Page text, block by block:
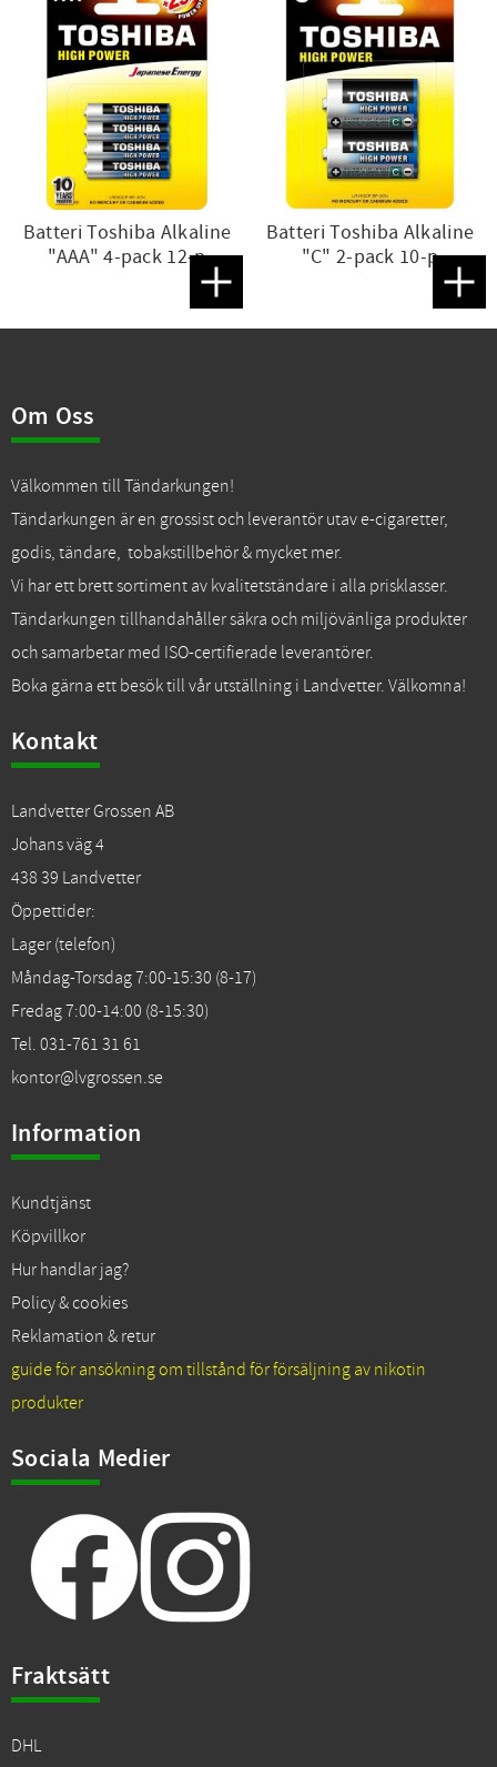
Batteri Toshiba Alkaline
"AAA" 4-pack 12-p
Lägg till i favoriter
Batteri Toshiba Alkaline
"C" 2-pack 10-p
Om Oss
Välkommen till Tändarkungen!
Tändarkungen är en grossist och leverantör utav e-cigaretter,
godis, tändare, tobakstillbehör & mycket mer.
Vi har ett brett sortiment av kvalitetständare i alla prisklasser.
Tändarkungen tillhandahåller säkra och miljövänliga produkter
och samarbetar med ISO-certifierade leverantörer.
Boka gärna ett besök till vår utställning i Landvetter. Välkomna!
Kontakt
Landvetter Grossen AB
Johans väg 4
438 39 Landvetter
Öppettider:
Lager (telefon)
Måndag-Torsdag 7:00-15:30 (8-17)
Fredag 7:00-14:00 (8-15:30)
Tel. 031-761 31 61
kontor@lvgrossen.se
Information
Kundtjänst
Köpvillkor
Hur handlar jag?
Policy & cookies
Reklamation & retur
guide för ansökning om tillstånd för försäljning av nikotin
produkter
Sociala Medier
Fraktsätt
DHL